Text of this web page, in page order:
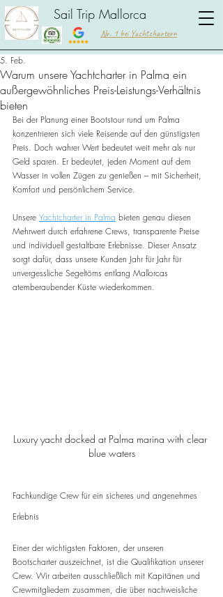
Sail Trip Mallorca
Nr. 1 bei Yachtchartern
Warum unsere Yachtcharter in Palma ein
außergewöhnliches Preis-Leistungs-Verhältnis
bieten
5. Feb.
Bei der Planung einer Bootstour rund um Palma
konzentrieren sich viele Reisende auf den günstigsten
Preis. Doch wahrer Wert bedeutet weit mehr als nur
Geld sparen. Er bedeutet, jeden Moment auf dem
Wasser in vollen Zügen zu genießen – mit Sicherheit,
Komfort und persönlichem Service.
Unsere Yachtcharter in Palma bieten genau diesen
Mehrwert durch erfahrene Crews, transparente Preise
und individuell gestaltbare Erlebnisse. Dieser Ansatz
sorgt dafür, dass unsere Kunden Jahr für Jahr für
unvergessliche Segeltörns entlang Mallorcas
atemberaubender Küste wiederkommen.
Luxury yacht docked at Palma marina with clear
blue waters
Fachkundige Crew für ein sicheres und angenehmes
Erlebnis
Einer der wichtigsten Faktoren, der unseren
Bootscharter auszeichnet, ist die Qualifikation unserer
Crew. Wir arbeiten ausschließlich mit Kapitänen und
Crewmitgliedern zusammen, die über nachweisliche